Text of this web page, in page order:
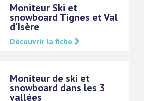
Moniteur Ski et
snowboard Tignes et Val
d'Isère
Découvrir la fiche
Moniteur de ski et
snowboard dans les 3
vallées